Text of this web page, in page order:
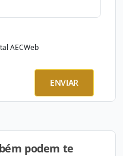
AECWeb
ENVIAR
podem te